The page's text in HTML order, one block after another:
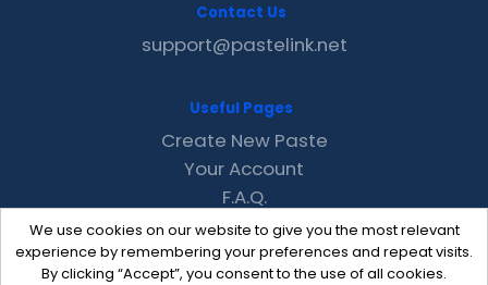
We use cookies on our website to give you the most relevant
experience by remembering your preferences and repeat visits.
By clicking “Accept”, you consent to the use of all cookies.
Contact Us
support@pastelink.net
Useful Pages
Create New Paste
Your Account
F.A.Q.
Recent
Contact